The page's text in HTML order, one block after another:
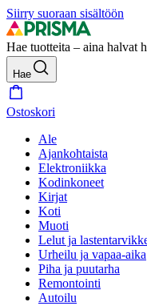
Siirry suoraan sisältöön
Hae tuotteita – aina halvat
Hae
Ostoskori
Ale
Ajankohtaista
Elektroniikka
Kodinkoneet
Kirjat
Koti
Muoti
Lelut ja
Urheilu ja vapaa-aika
Piha ja puutarha
Remontointi
Autoilu